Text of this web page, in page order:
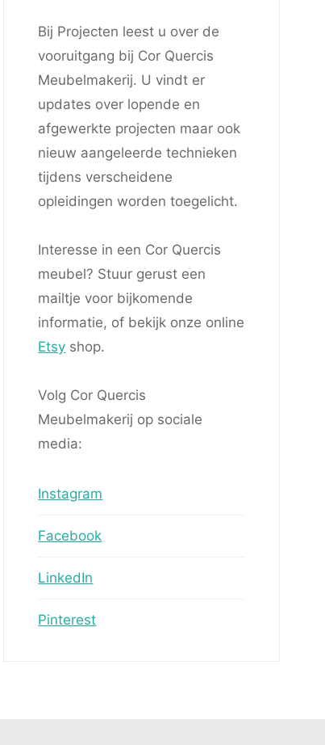
Bij Projecten leest u over de
vooruitgang bij Cor Quercis
Meubelmakerij. U vindt er
updates over lopende en
afgewerkte projecten maar ook
nieuw aangeleerde technieken
tijdens verscheidene
opleidingen worden toegelicht.
Interesse in een Cor Quercis
meubel? Stuur gerust een
mailtje voor bijkomende
informatie, of bekijk onze online
Etsy shop.
Volg Cor Quercis
Meubelmakerij op sociale
media:
Instagram
Facebook
LinkedIn
Pinterest